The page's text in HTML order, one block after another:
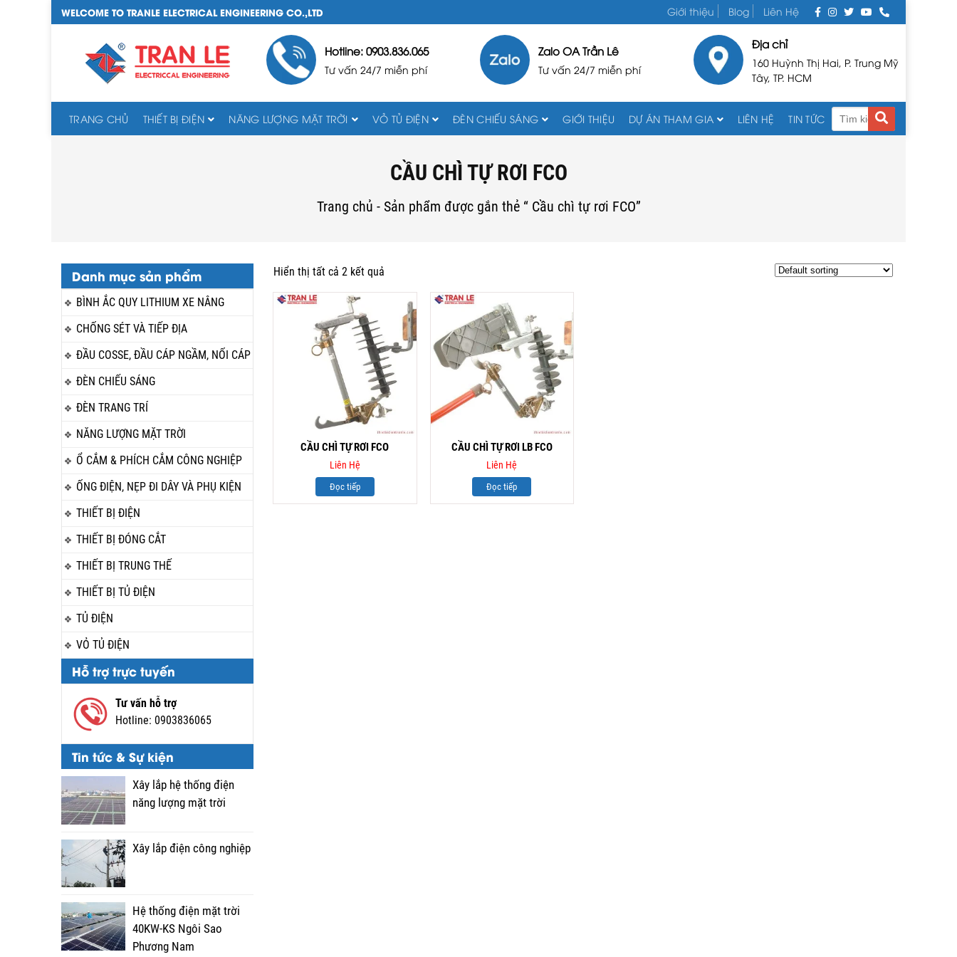
WELCOME TO TRANLE ELECTRICAL ENGINEERING CO.,LTD Giới thiệu Blog Liên Hệ
Hotline: 0903.836.065
Tư vấn 24/7 miễn phí
Zalo OA Trần Lê
Tư vấn 24/7 miễn phí
Địa chỉ
160 Huỳnh Thị Hai, P. Trung Mỹ
Tây, TP. HCM
TRANG CHỦ THIẾT BỊ ĐIỆN NĂNG LƯỢNG MẶT TRỜI VỎ TỦ ĐIỆN ĐÈN CHIẾU SÁNG GIỚI THIỆU DỰ ÁN THAM GIA LIÊN HỆ TIN TỨC
CẦU CHÌ TỰ RƠI FCO
Trang chủ - Sản phẩm được gắn thẻ “ Cầu chì tự rơi FCO”
Danh mục sản phẩm
BÌNH ẮC QUY LITHIUM XE NÂNG
CHỐNG SÉT VÀ TIẾP ĐỊA
ĐẦU COSSE, ĐẦU CÁP NGẦM, NỐI CÁP
ĐÈN CHIẾU SÁNG
ĐÈN TRANG TRÍ
NĂNG LƯỢNG MẶT TRỜI
Ổ CẮM & PHÍCH CẮM CÔNG NGHIỆP
ỐNG ĐIỆN, NẸP ĐI DÂY VÀ PHỤ KIỆN
THIẾT BỊ ĐIỆN
THIẾT BỊ ĐÓNG CẮT
THIẾT BỊ TRUNG THẾ
THIẾT BỊ TỦ ĐIỆN
TỦ ĐIỆN
VỎ TỦ ĐIỆN
Hỗ trợ trực tuyến
Tư vấn hỗ trợ
Hotline: 0903836065
Tin tức & Sự kiện
Xây lắp hệ thống điện
năng lượng mặt trời
Xây lắp điện công nghiệp
Hệ thống điện mặt trời
40KW-KS Ngôi Sao
Phương Nam
Hiển thị tất cả 2 kết quả
CẦU CHÌ TỰ RƠI FCO
Liên Hệ
Đọc tiếp
CẦU CHÌ TỰ RƠI LB FCO
Liên Hệ
Đọc tiếp